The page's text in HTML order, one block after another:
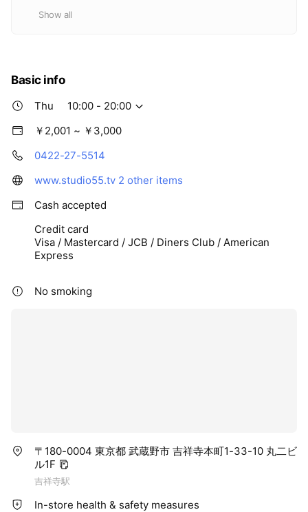
Show all
Basic info
Thu
10:00 - 20:00
￥2,001 ~ ￥3,000
0422-27-5514
www.studio55.tv 2 other items
Cash accepted
Credit card
Visa / Mastercard / JCB / Diners Club / American
Express
No smoking
〒180-0004 東京都 武蔵野市 吉祥寺本町1-33-10 丸二ビ
ル1F
吉祥寺駅
In-store health & safety measures